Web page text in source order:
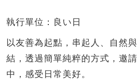
執行單位： 良い日
以友善為起點，串起人、自然
結，透過簡單純粹的方式，邀
中，感受日常美好。